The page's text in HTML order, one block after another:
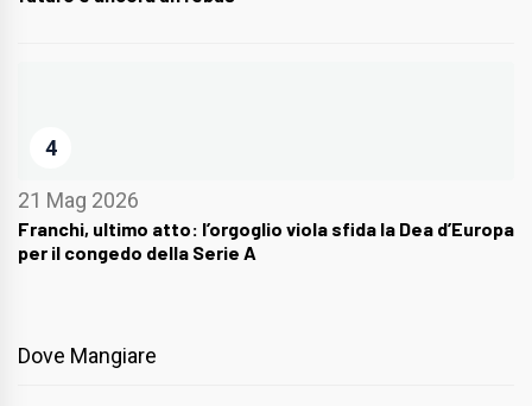
4
21 Mag 2026
Franchi, ultimo atto: l’orgoglio viola sfida la Dea d’Europa
per il congedo della Serie A
Dove Mangiare